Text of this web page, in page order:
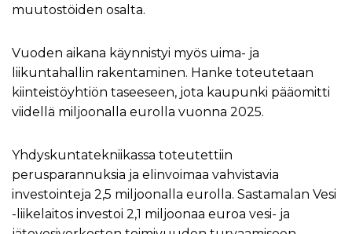
muutostöiden osalta.
Vuoden aikana käynnistyi myös uima- ja
liikuntahallin rakentaminen. Hanke toteutetaan
kiinteistöyhtiön taseeseen, jota kaupunki pääomitti
viidellä miljoonalla eurolla vuonna 2025.
Yhdyskuntatekniikassa toteutettiin
perusparannuksia ja elinvoimaa vahvistavia
investointeja 2,5 miljoonalla eurolla. Sastamalan Vesi
-liikelaitos investoi 2,1 miljoonaa euroa vesi- ja